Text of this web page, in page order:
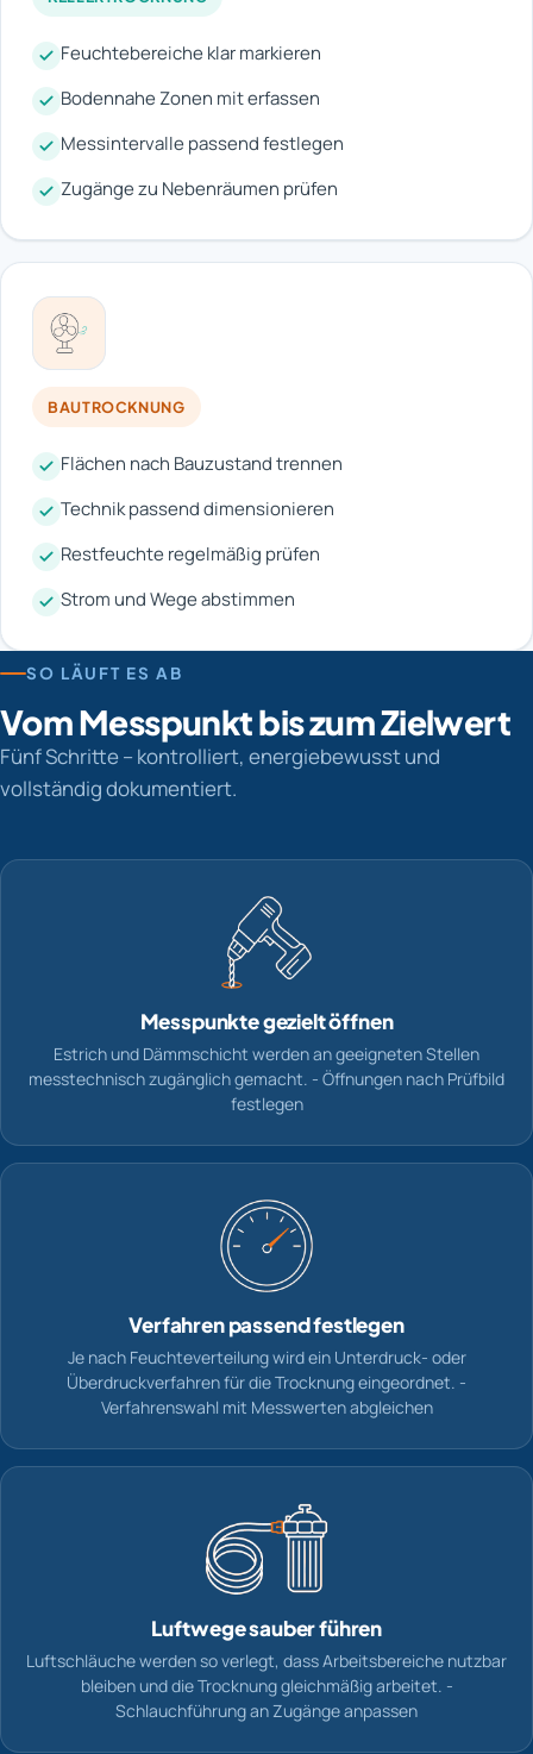
Feuchtebereiche klar markieren
Bodennahe Zonen mit erfassen
Messintervalle passend festlegen
Zugänge zu Nebenräumen prüfen
BAUTROCKNUNG
Flächen nach Bauzustand trennen
Technik passend dimensionieren
Restfeuchte regelmäßig prüfen
Strom und Wege abstimmen
SO LÄUFT ES AB
Vom Messpunkt bis zum Zielwert
Fünf Schritte – kontrolliert, energiebewusst und
vollständig dokumentiert.
Messpunkte gezielt öffnen
Estrich und Dämmschicht werden an geeigneten Stellen
messtechnisch zugänglich gemacht. - Öffnungen nach Prüfbild
festlegen
Verfahren passend festlegen
Je nach Feuchteverteilung wird ein Unterdruck- oder
Überdruckverfahren für die Trocknung eingeordnet. -
Verfahrenswahl mit Messwerten abgleichen
Luftwege sauber führen
Luftschläuche werden so verlegt, dass Arbeitsbereiche nutzbar
bleiben und die Trocknung gleichmäßig arbeitet. -
Schlauchführung an Zugänge anpassen